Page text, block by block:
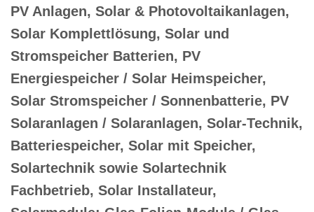
PV Anlagen, Solar & Photovoltaikanlagen,
Solar Komplettlösung, Solar und
Stromspeicher Batterien, PV
Energiespeicher / Solar Heimspeicher,
Solar Stromspeicher / Sonnenbatterie, PV
Solaranlagen / Solaranlagen, Solar-Technik,
Batteriespeicher, Solar mit Speicher,
Solartechnik sowie Solartechnik
Fachbetrieb, Solar Installateur,